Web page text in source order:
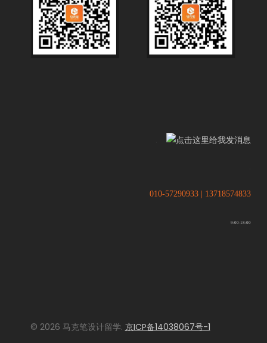
010-57290933 | 13718574833
9:00-18:00
© 2026 马克笔设计留学. 京ICP备14038067号-1